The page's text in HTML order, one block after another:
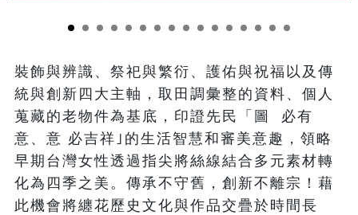
裝飾與辨識、祭祀與繁衍、護佑與祝福以及傳
統與創新四大主軸，取田調彙整的資料、個人
蒐藏的老物件為基底，印證先民「圖  必有
意、意 必吉祥｣的生活智慧和審美意趣，領略
早期台灣女性透過指尖將絲線結合多元素材轉
化為四季之美。傳承不守舊，創新不離宗！藉
此機會將纏花歷史文化與作品交疊於時間長